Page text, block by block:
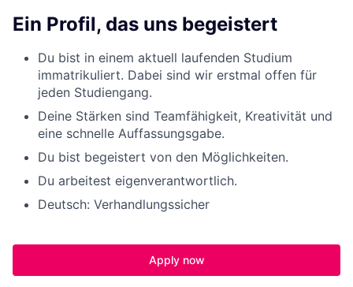
Ein Profil, das uns begeistert
Du bist in einem aktuell laufenden Studium
immatrikuliert. Dabei sind wir erstmal offen für
jeden Studiengang.
Deine Stärken sind Teamfähigkeit, Kreativität und
eine schnelle Auffassungsgabe.
Du bist begeistert von den Möglichkeiten.
Du arbeitest eigenverantwortlich.
Deutsch: Verhandlungssicher
Apply now